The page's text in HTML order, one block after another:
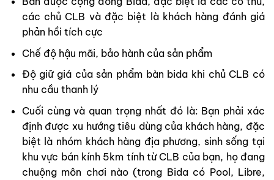
các chủ CLB và đặc biệt là khách hàng đánh giá
phản hồi tích cực
Chế độ hậu mãi, bảo hành của sản phẩm
Độ giữ giá của sản phẩm bàn bida khi chủ CLB có
nhu cầu thanh lý
Cuối cùng và quan trọng nhất đó là: Bạn phải xác
định được xu hướng tiêu dùng của khách hàng, đặc
biệt là nhóm khách hàng địa phương, sinh sống tại
khu vực bán kính 5km tính từ CLB của bạn, họ đang
chuộng môn chơi nào (trong Bida có Pool, Libre,